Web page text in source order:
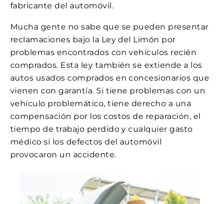
fabricante del automóvil.
Mucha gente no sabe que se pueden presentar
reclamaciones bajo la Ley del Limón por
problemas encontrados con vehículos recién
comprados. Esta ley también se extiende a los
autos usados comprados en concesionarios que
vienen con garantía. Si tiene problemas con un
vehículo problemático, tiene derecho a una
compensación por los costos de reparación, el
tiempo de trabajo perdido y cualquier gasto
médico si los defectos del automóvil
provocaron un accidente.